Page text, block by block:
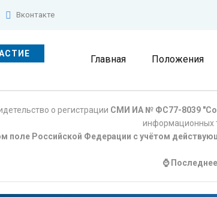
Вконтакте
Главная Положения
о регистрации СМИ ИА № ФС77-8039
информационных
поле Российской Федерации с учётом
⌚